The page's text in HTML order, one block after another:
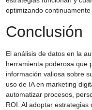
optimizando
Conclusión
El análisis de datos en la
herramienta poderosa que
información valiosa sobre
uso de IA en marketing
automatizar procesos,
ROI. Al adoptar